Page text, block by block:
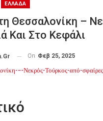
ΕΛΛΑΔΑ
Θεσσαλονίκη –
Και Στο Κεφάλι
On Φεβ 25, 2025